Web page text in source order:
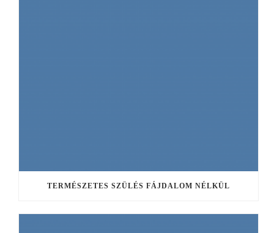
TERMÉSZETES SZÜLÉS FÁJDALOM NÉLKÜL